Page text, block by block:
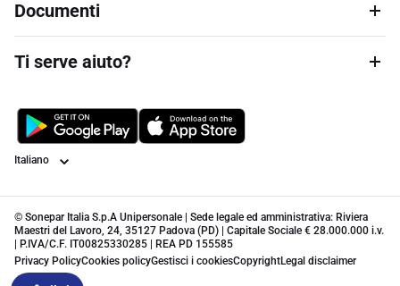
Documenti
Ti serve aiuto?
Lingua
© Sonepar Italia S.p.A Unipersonale | Sede legale ed amministrativa: Riviera
Maestri del Lavoro, 24, 35127 Padova (PD) | Capitale Sociale € 28.000.000 i.v.
| P.IVA/C.F. IT00825330285 | REA PD 155585
Privacy PolicyCookies policyGestisci i cookiesCopyrightLegal disclaimer